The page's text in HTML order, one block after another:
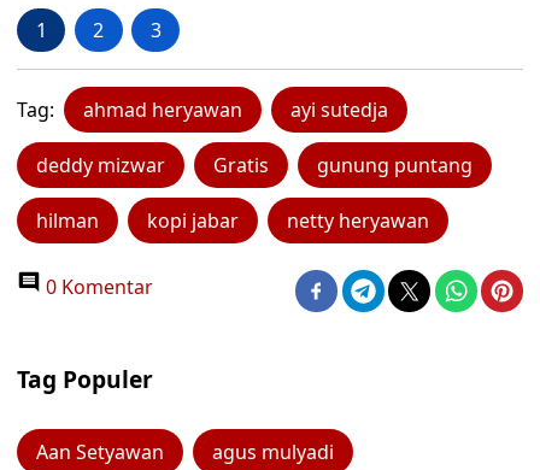
1 2 3
Tag: ahmad heryawan ayi sutedja
deddy mizwar Gratis gunung puntang
hilman kopi jabar netty heryawan
0 Komentar
Tag Populer
Aan Setyawan agus mulyadi